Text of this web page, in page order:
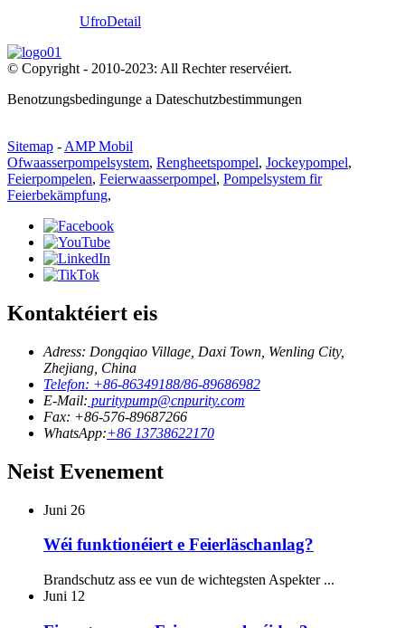
UfroDetail
© Copyright - 2010-2023: All Rechter reservéiert.
Benotzungsbedingunge a Dateschutzbestimmungen
Sitemap - AMP Mobil
Ofwaasserpompelsystem, Rengheetspompel, Jockeypompel,
Feierpompelen, Feierwaasserpompel, Pompelsystem fir
Feierbekämpfung,
Kontaktéiert eis
Adress: Dongqiao Village, Daxi Town, Wenling City,
Zhejiang, China
Telefon: +86-86349188/86-89686982
E-Mail: puritypump@cnpurity.com
Fax: +86-576-89687266
WhatsApp:+86 13738622170
Neist Evenement
Juni 26
Wéi funktionéiert e Feierläschanlag?
Brandschutz ass ee vun de wichtegsten Aspekter ...
Juni 12